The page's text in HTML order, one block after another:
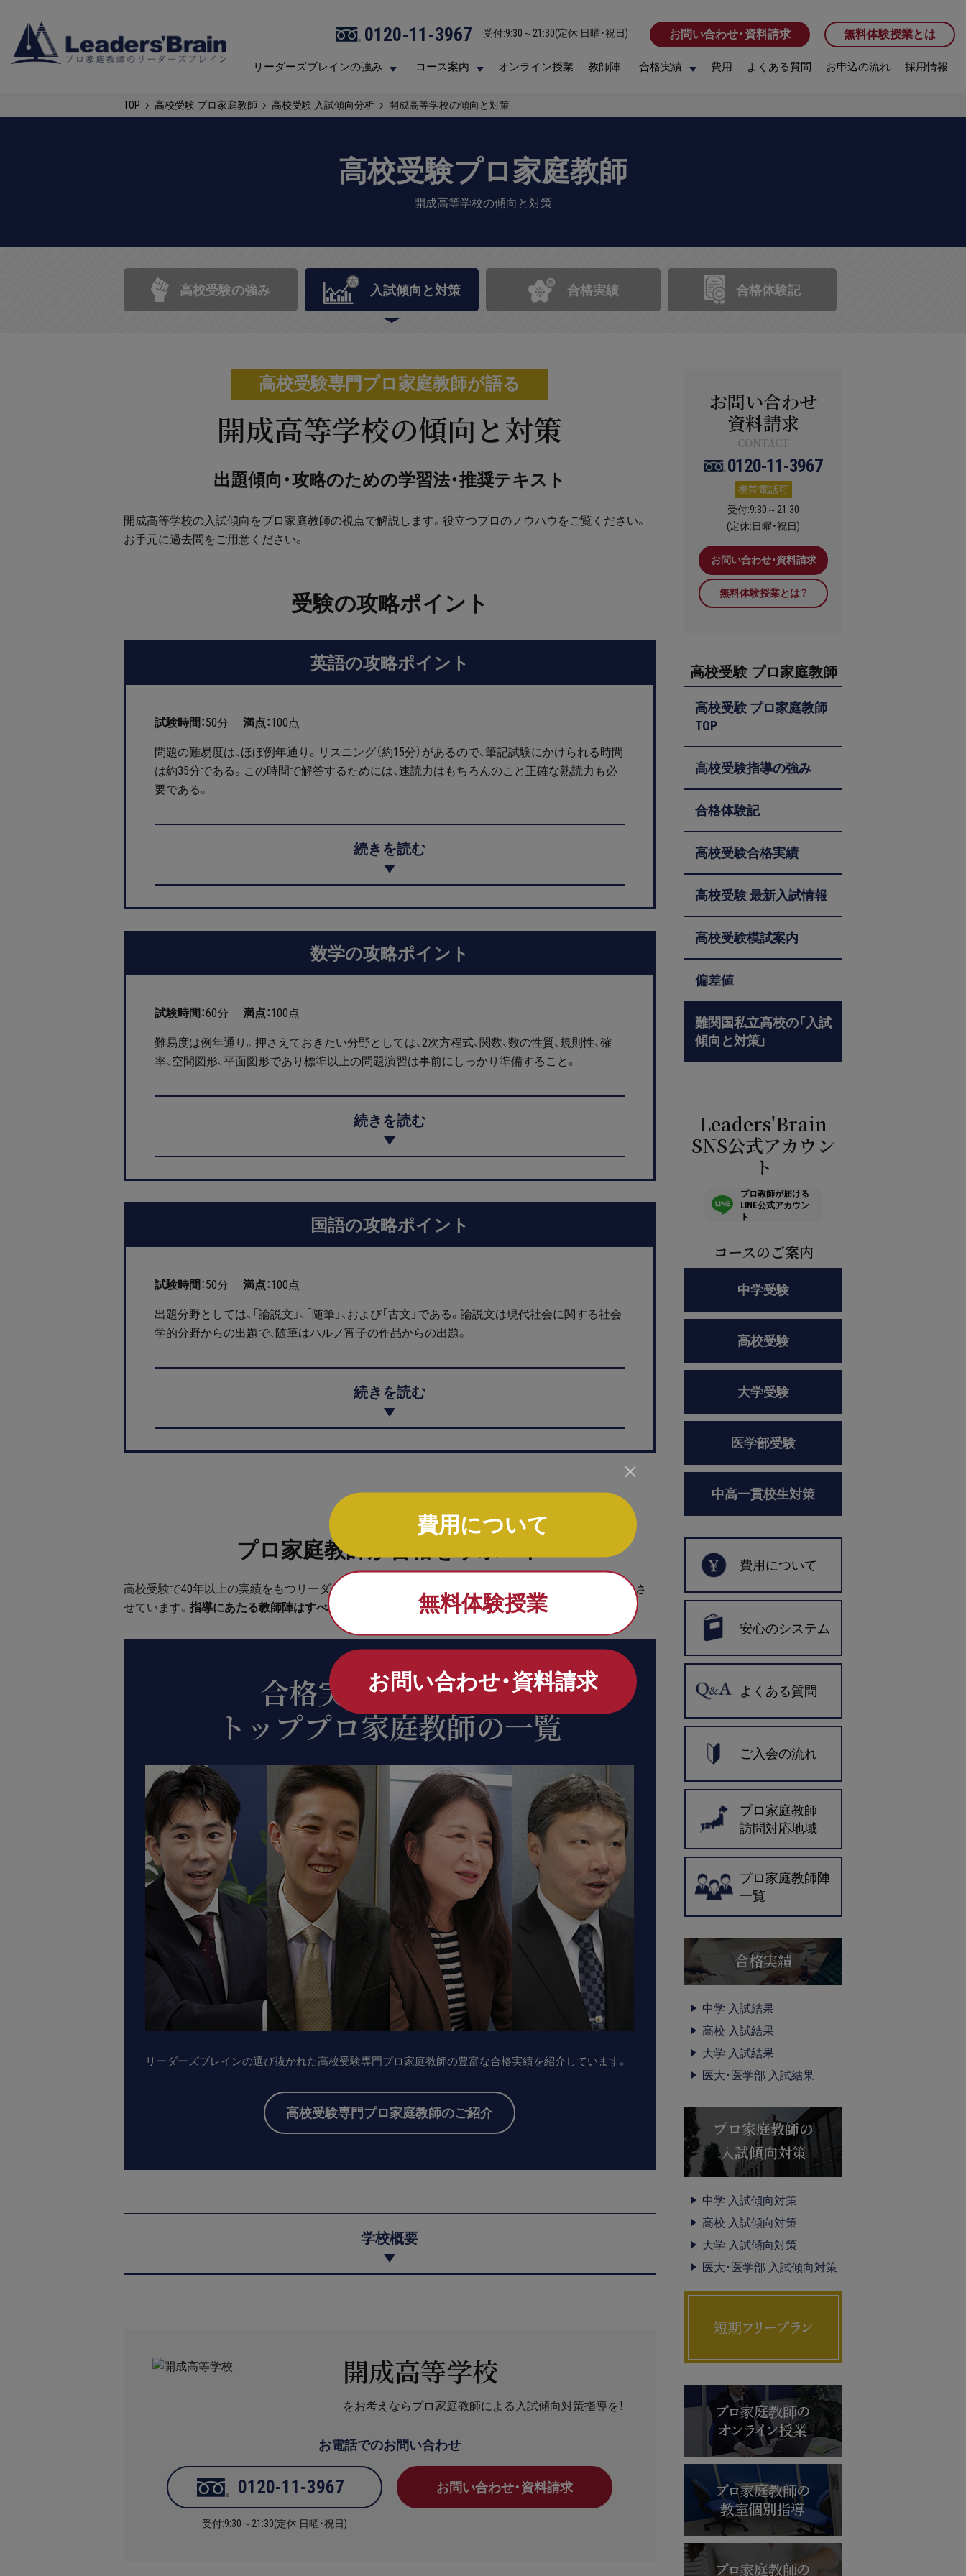
0120-11-3967 受付:9:30～21:30(定休:日曜・祝日) お問い合わせ・資料請求 無料体験授業とは
リーダーズブレインの強み コース案内 オンライン授業 教師陣 合格実績 費用 よくある質問 お申込の流れ 採用情報
0120-11-3967 受付:9:30～21:30(定休:日曜・祝日) お問い合わせ・資料請求 無料体験授業とは
リーダーズブレインの強み コース案内 オンライン授業 教師陣 合格実績 費用 よくある質問 お申込の流れ 採用情報
TOP 高校受験 プロ家庭教師 高校受験 入試傾向分析 開成高等学校の傾向と対策
高校受験プロ家庭教師
開成高等学校の傾向と対策
高校受験の強み 入試傾向と対策 合格実績 合格体験記
高校受験専門プロ家庭教師が語る
開成高等学校の傾向と対策
出題傾向・攻略のための学習法・推奨テキスト
開成高等学校の入試傾向をプロ家庭教師の視点で解説します。役立つプロのノウハウをご覧ください。
お手元に過去問をご用意ください。
受験の攻略ポイント
英語の攻略ポイント
試験時間：50分 満点：100点
問題の難易度は、ほぼ例年通り。リスニング（約15分）があるので、筆記試験にかけられる時間
は約35分である。この時間で解答するためには、速読力はもちろんのこと正確な熟読力も必
要である。
続きを読む
数学の攻略ポイント
試験時間：60分 満点：100点
難易度は例年通り。押さえておきたい分野としては、2次方程式、関数、数の性質、規則性、確
率、空間図形、平面図形であり標準以上の問題演習は事前にしっかり準備すること。
続きを読む
国語の攻略ポイント
試験時間：50分 満点：100点
出題分野としては、「論説文」、「随筆」、および「古文」である。論説文は現代社会に関する社会
学的分野からの出題で、随筆はハルノ宵子の作品からの出題。
続きを読む
プロ家庭教師が合格をサポート
高校受験で40年以上の実績をもつリーダーズブレインは、これまで多くの高校受験生を志望校に合格さ
せています。 指導にあたる教師陣はすべて指導経験7年以上の高校受験専門プロ家庭教師です
合格実績が証明する
トッププロ家庭教師の一覧
リーダーズブレインの選び抜かれた高校受験専門プロ家庭教師の豊富な合格実績を紹介しています。
高校受験専門プロ家庭教師のご紹介
学校概要
開成高等学校
をお考えならプロ家庭教師による入試傾向対策指導を！
お電話でのお問い合わせ
0120-11-3967
受付:9:30～21:30(定休:日曜・祝日)
お問い合わせ・資料請求
お問い合わせ
資料請求
CONTACT
0120-11-3967
携帯電話可
受付:9:30～21:30
(定休:日曜・祝日)
お問い合わせ・資料請求
無料体験授業とは？
高校受験 プロ家庭教師
高校受験 プロ家庭教師
TOP
高校受験指導の強み
合格体験記
高校受験合格実績
高校受験 最新入試情報
高校受験模試案内
偏差値
難関国私立高校の「入試
傾向と対策」
Leaders'Brain
SNS公式アカウン
ト
プロ教師が届ける
LINE公式アカウン
ト
コースのご案内
中学受験
高校受験
大学受験
医学部受験
中高一貫校生対策
費用について
安心のシステム
よくある質問
ご入会の流れ
プロ家庭教師
訪問対応地域
プロ家庭教師陣
一覧
合格実績
中学 入試結果
高校 入試結果
大学 入試結果
医大・医学部 入試結果
プロ家庭教師の
入試傾向対策
中学 入試傾向対策
高校 入試傾向対策
大学 入試傾向対策
医大・医学部 入試傾向対策
費用について
無料体験授業
お問い合わせ・資料請求